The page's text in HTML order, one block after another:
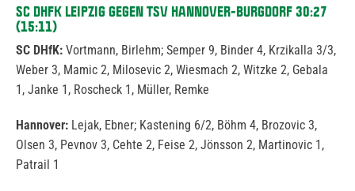
SC DHFK LEIPZIG GEGEN TSV HANNOVER-BURGDORF 30:27
(15:11)
SC DHfK: Vortmann, Birlehm; Semper 9, Binder 4, Krzikalla 3/3,
Weber 3, Mamic 2, Milosevic 2, Wiesmach 2, Witzke 2, Gebala
1, Janke 1, Roscheck 1, Müller, Remke
Hannover: Lejak, Ebner; Kastening 6/2, Böhm 4, Brozovic 3,
Olsen 3, Pevnov 3, Cehte 2, Feise 2, Jönsson 2, Martinovic 1,
Patrail 1